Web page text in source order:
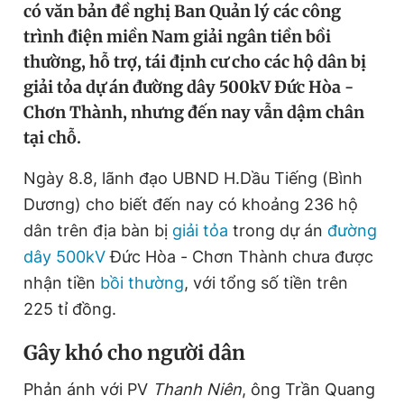
Sản phẩm khác
Tiện ích Bạn cần biết
Thông tin tòa soạn
Đọc Thanh Niên trên điện thoại
Theo dõi báo trên
có văn bản đề nghị Ban Quản lý các công
trình điện miền Nam giải ngân tiền bồi
thường, hỗ trợ, tái định cư cho các hộ dân bị
giải tỏa dự án đường dây 500kV Đức Hòa -
Chơn Thành, nhưng đến nay vẫn dậm chân
tại chỗ.
Ngày 8.8, lãnh đạo UBND H.Dầu Tiếng (Bình
Dương) cho biết đến nay có khoảng 236 hộ
dân trên địa bàn bị giải tỏa trong dự án đường
dây 500kVĐức Hòa - Chơn Thành chưa được
nhận tiền bồi thường, với tổng số tiền trên
225 tỉ đồng.
Gây khó cho người dân
Phản ánh với PV Thanh Niên, ông Trần Quang